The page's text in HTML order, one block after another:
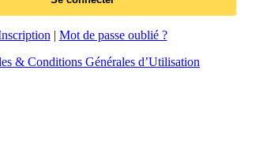
| Mot de passe oublié ?
& Conditions Générales d’Utilisation